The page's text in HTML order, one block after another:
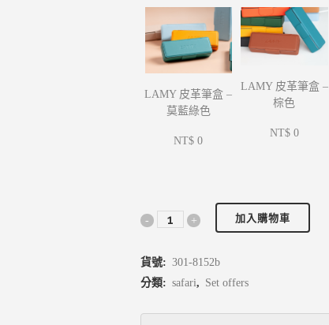
LAMY 皮革筆盒 –
莫藍綠色
NT$ 0
LAMY 皮革筆盒 –
棕色
NT$ 0
加入購物車
貨號: 301-8152b
分類: safari, Set offers